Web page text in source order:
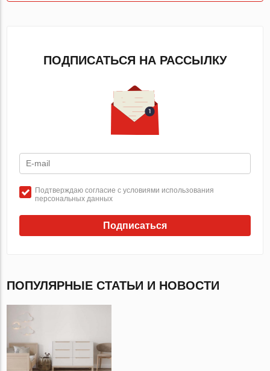
ПОДПИСАТЬСЯ НА РАССЫЛКУ
Подтверждаю согласие с условиями использования
персональных данных
Подписаться
ПОПУЛЯРНЫЕ СТАТЬИ И НОВОСТИ